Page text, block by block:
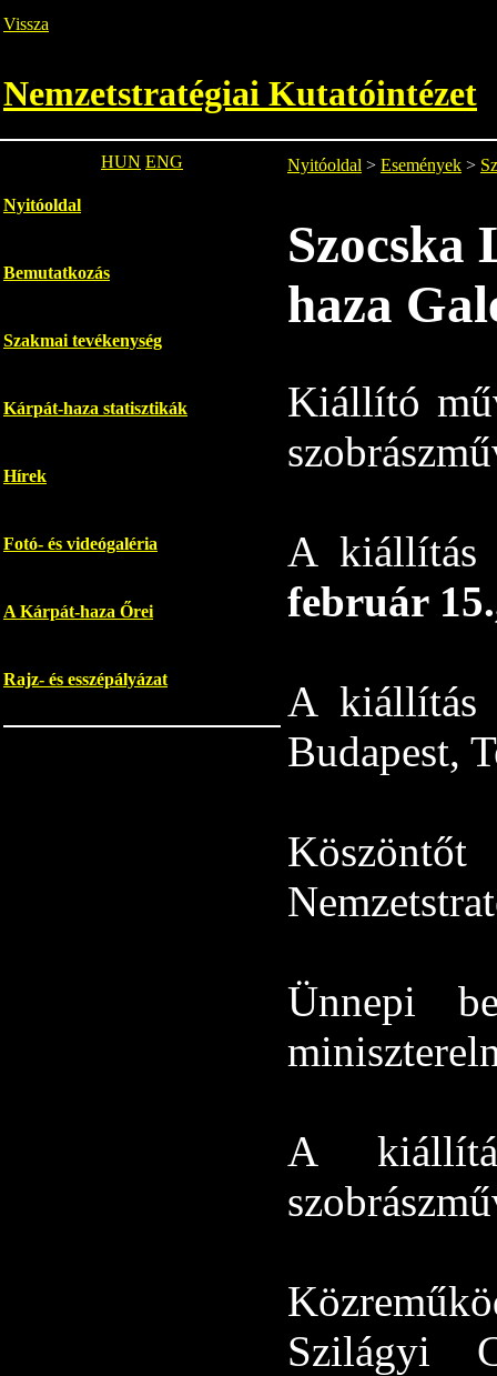
Vissza
Nemzetstratégiai Kutatóintézet
HUN ENG
Nyitóoldal
Bemutatkozás
Szakmai tevékenység
Kárpát-haza statisztikák
Hírek
Fotó- és videógaléria
A Kárpát-haza Őrei
Rajz- és esszépályázat
Nyitóoldal > Események >
haza
Kiállító
A kiállítás
február
A kiállítás
Budapest,
Ünnepi
A
Szilágyi